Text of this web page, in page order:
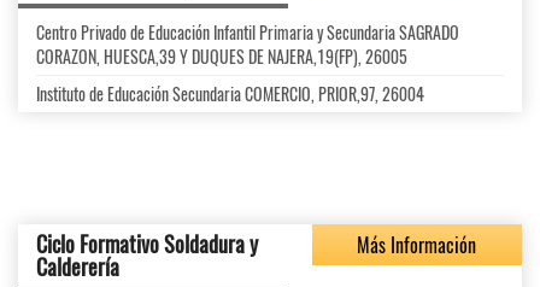
Centro Privado de Educación Infantil Primaria y Secundaria SAGRADO
CORAZON, HUESCA,39 Y DUQUES DE NAJERA,19(FP), 26005
Instituto de Educación Secundaria COMERCIO, PRIOR,97, 26004
Ciclo Formativo Soldadura y
Calderería
Más Información